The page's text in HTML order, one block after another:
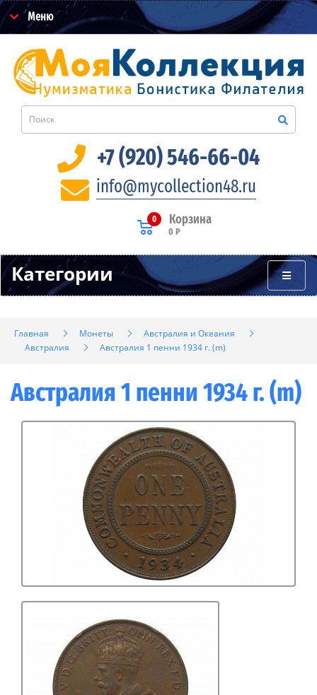
Меню
+7 (920) 546-66-04
info@mycollection48.ru
Корзина
0
0 Р
Категории
Главная Монеты
Австралия и Океания
Австралия
Австралия 1 пенни 1934 г. (m)
Австралия 1 пенни 1934 г. (m)